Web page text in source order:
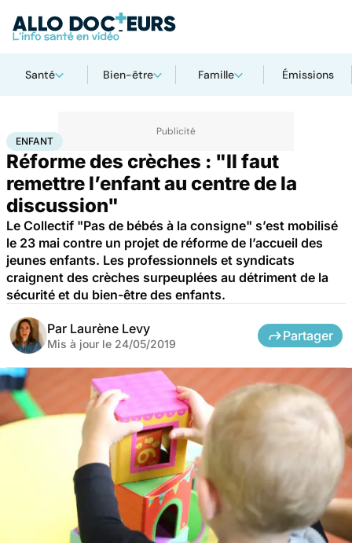
Santé Bien-être Famille Émissions
AccueilFamille
ENFANT
Réforme des crèches : "Il faut
remettre l’enfant au centre de la
discussion"
Le Collectif "Pas de bébés à la consigne" s’est mobilisé
le 23 mai contre un projet de réforme de l’accueil des
jeunes enfants. Les professionnels et syndicats
craignent des crèches surpeuplées au détriment de la
sécurité et du bien-être des enfants.
Par Laurène Levy
Mis à jour le 24/05/2019
Partager